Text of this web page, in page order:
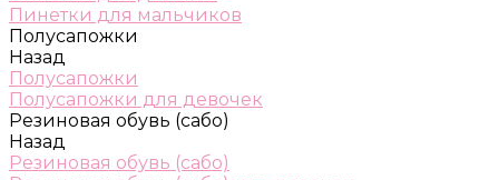
Пинетки для мальчиков
Полусапожки
Назад
Полусапожки
Полусапожки для девочек
Резиновая обувь (сабо)
Назад
Резиновая обувь (сабо)